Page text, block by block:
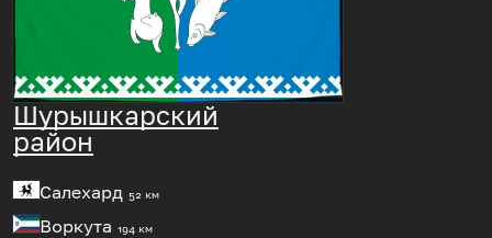
Шурышкарский
район
Салехард 52 км
Воркута 194 км